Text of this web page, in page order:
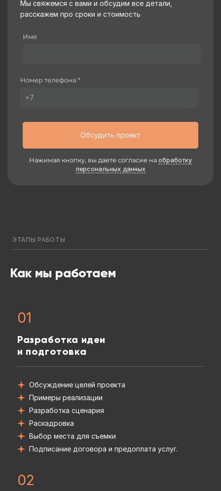
Мы свяжемся с вами и обсудим все детали,
расскажем про сроки и стоимость
Имя
Номер телефона *
Обсудить проект
Нажимая кнопку, вы даете согласие на обработку
персональных данных
ЭТАПЫ РАБОТЫ
Как мы работаем
01
Разработка идеи
и подготовка
Обсуждение целей проекта
Примеры реализации
Разработка сценария
Раскадровка
Выбор места для съемки
Подписание договора и предоплата услуг.
02